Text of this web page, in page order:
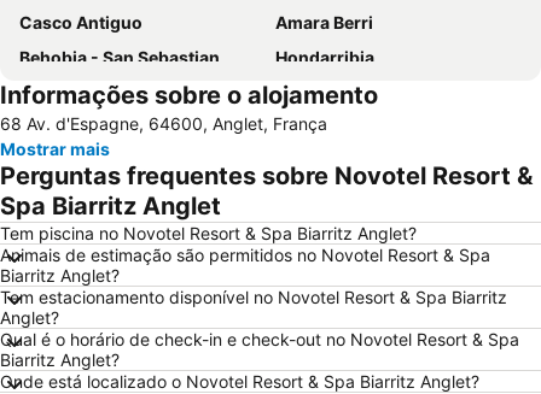
Casco Antiguo
Amara Berri
Behobia - San Sebastian
Hondarribia
Arkolla
Isla de Santa Clara
Gare Saint Jean de Luz-Ciboure
Ondarreta
Puntalea
Egia
Acuario de San Sebastián
Playa de Monte Igeldo
Le Petit Train de La Rhune
Centrale de Hossegor
Termas La Perla
Palacio de Aiete
La Grande Plage
Zimizarga
Alarde
Altza
Ategorrieta-Ulia
Informações sobre o alojamento
68 Av. d'Espagne, 64600, Anglet, França
Mostrar mais
Perguntas frequentes sobre Novotel Resort &
Spa Biarritz Anglet
Tem piscina no Novotel Resort & Spa Biarritz Anglet?
Animais de estimação são permitidos no Novotel Resort & Spa
Biarritz Anglet?
Tem estacionamento disponível no Novotel Resort & Spa Biarritz
Anglet?
Qual é o horário de check-in e check-out no Novotel Resort & Spa
Biarritz Anglet?
Onde está localizado o Novotel Resort & Spa Biarritz Anglet?